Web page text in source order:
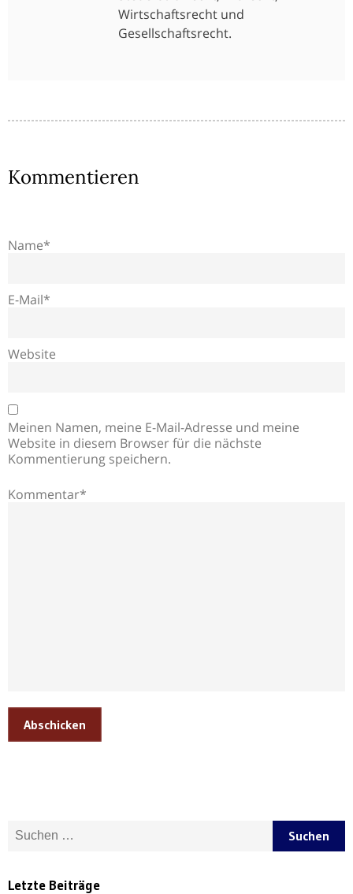
Wirtschaftsrecht und
Gesellschaftsrecht.
Kommentieren
Name*
E-Mail*
Website
Meinen Namen, meine E-Mail-Adresse und meine
Website in diesem Browser für die nächste
Kommentierung speichern.
Kommentar*
Abschicken
Suche nach:
Letzte Beiträge